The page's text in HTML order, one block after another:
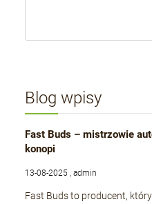
Blog wpisy
Fast Buds – mistrzowie
konopi
13-08-2025 , admin
Fast Buds to producent,